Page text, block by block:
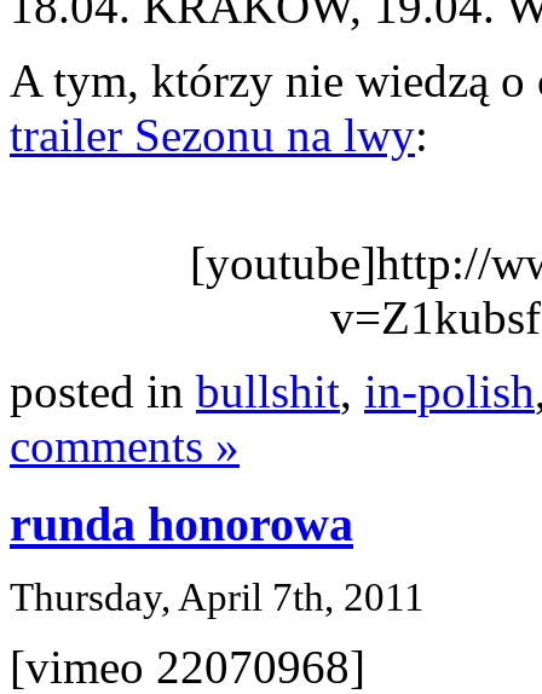
A tym, którzy nie wiedzą
trailer Sezonu na lwy:
[youtube]http://
posted in bullshit, in-polish
comments »
runda honorowa
Thursday, April 7th, 2011
[vimeo 22070968]